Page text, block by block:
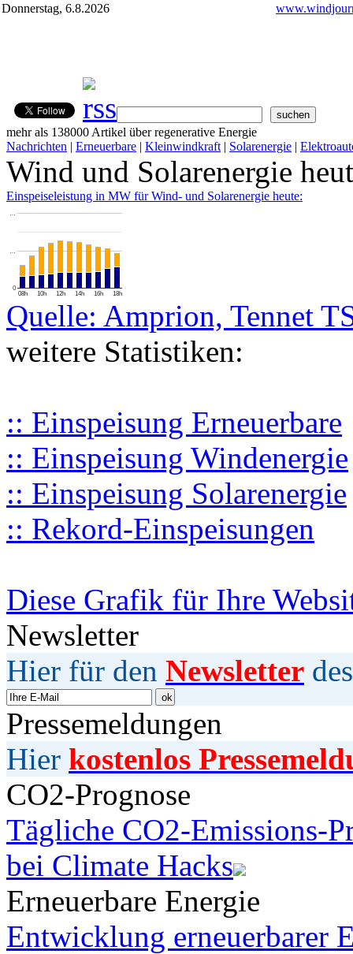
Donnerstag, 6.8.2026
mehr als 138000 Artikel über regenerative Energie
Nachrichten | Erneuerbare | Kleinwindkraft | Solarenergie |
Wind und Solarenergie
Einspeiseleistung in MW für Wind- und Solarenergie heute:
08h 10h 12h 14h 16h 18h
0
…
…
Quelle: Amprion, Tennet
weitere Statistiken:
:: Einspeisung Erneuerbare
:: Einspeisung Windenergie
:: Einspeisung Solarenergie
:: Rekord-Einspeisungen
Diese Grafik für Ihre
Newsletter
Hier für den Newsletter
Pressemeldungen
Hier kostenlos
CO2-Prognose
Tägliche CO2-Emissions-
bei Climate Hacks
Erneuerbare Energie
Entwicklung erneuerbarer